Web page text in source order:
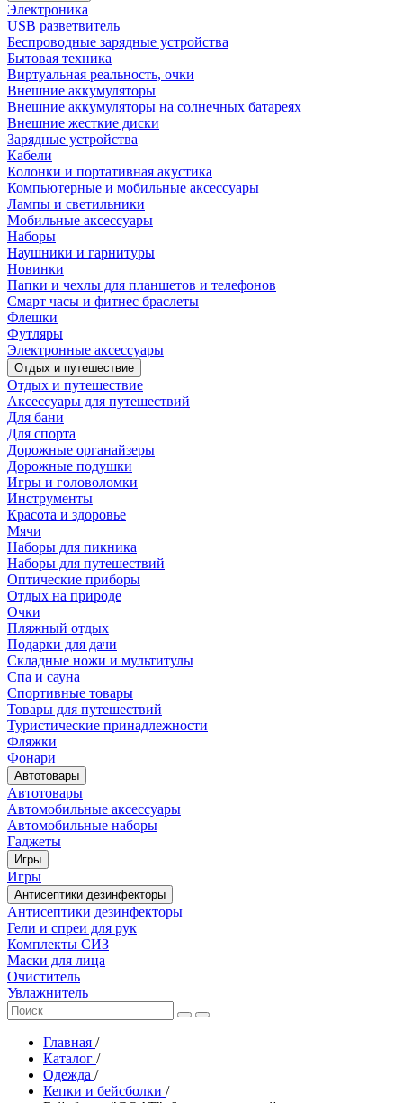
Электроника
USB разветвитель
Беспроводные зарядные устройства
Бытовая техника
Виртуальная реальность, очки
Внешние аккумуляторы
Внешние аккумуляторы на солнечных батареях
Внешние жесткие диски
Зарядные устройства
Кабели
Колонки и портативная акустика
Компьютерные и мобильные аксессуары
Лампы и светильники
Мобильные аксессуары
Наборы
Наушники и гарнитуры
Новинки
Папки и чехлы для планшетов и телефонов
Смарт часы и фитнес браслеты
Флешки
Футляры
Электронные аксессуары
Отдых и путешествие
Отдых и путешествие
Аксессуары для путешествий
Для бани
Для спорта
Дорожные органайзеры
Дорожные подушки
Игры и головоломки
Инструменты
Красота и здоровье
Мячи
Наборы для пикника
Наборы для путешествий
Оптические приборы
Отдых на природе
Очки
Пляжный отдых
Подарки для дачи
Складные ножи и мультитулы
Спа и сауна
Спортивные товары
Товары для путешествий
Туристические принадлежности
Фляжки
Фонари
Автотовары
Автотовары
Автомобильные аксессуары
Автомобильные наборы
Гаджеты
Игры
Игры
Антисептики дезинфекторы
Антисептики дезинфекторы
Гели и спреи для рук
Комплекты СИЗ
Маски для лица
Очиститель
Увлажнитель
Главная /
Каталог /
Одежда /
Кепки и бейсболки /